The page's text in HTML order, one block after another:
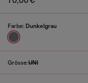
Farbe: Dunkelgrau
Grösse:UNI